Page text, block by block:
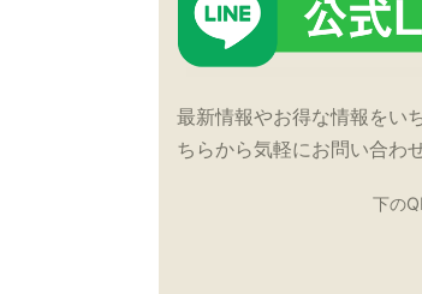
最新情報やお得な情報をい
ちらから気軽にお問い合わ
下の